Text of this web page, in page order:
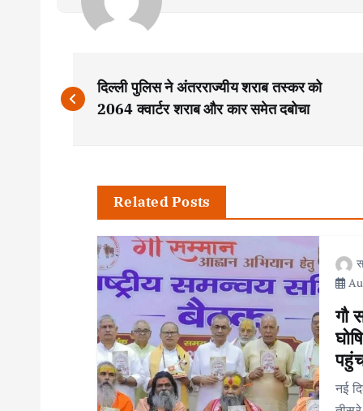
P
o
दिल्ली पुलिस ने अंतरराज्यीय शराब तस्कर को
2064 क्वार्टर शराब और कार समेत दबोचा
Related Posts
गौ
नई